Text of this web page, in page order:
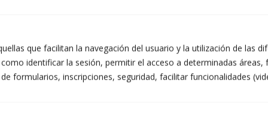
que facilitan la navegación del usuario y la utilización de las
identificar la sesión, permitir el acceso a determinadas áreas,
formularios, inscripciones, seguridad, facilitar funcionalidades